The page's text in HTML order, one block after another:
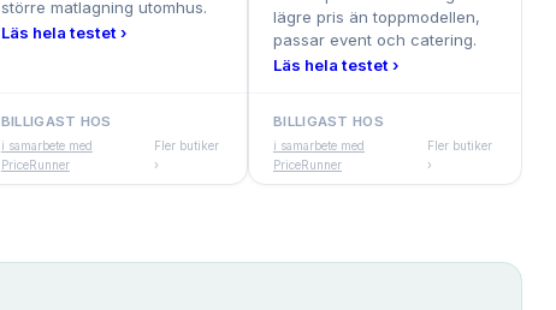
större matlagning utomhus.
Läs hela testet ›
BILLIGAST HOS
i samarbete med
PriceRunner
Fler butiker
›
lägre pris än toppmodellen,
passar event och catering.
Läs hela testet ›
BILLIGAST HOS
i samarbete med
PriceRunner
Fler butiker
›